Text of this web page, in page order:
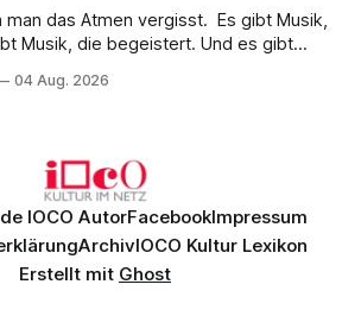
Atmen vergisst. Es gibt Musik,
Musik, die begeistert. Und es gibt
im Kurhaus Wiesbaden, an dem
04 Aug. 2026
IOCO AutorFacebookImpressum
ArchivIOCO Kultur Lexikon
Erstellt mit Ghost